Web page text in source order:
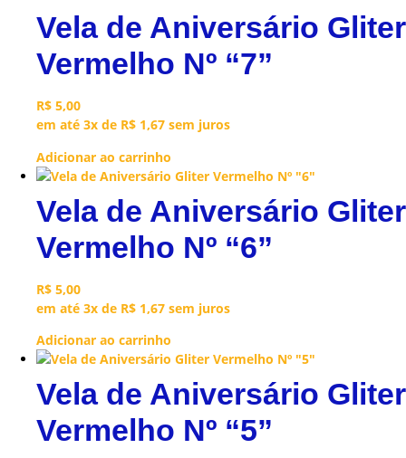
Vela de Aniversário Gliter
Vermelho Nº “7”
R$ 5,00
em até 3x de R$ 1,67 sem juros
Adicionar ao carrinho
Vela de Aniversário Gliter
Vermelho Nº “6”
R$ 5,00
em até 3x de R$ 1,67 sem juros
Adicionar ao carrinho
Vela de Aniversário Gliter
Vermelho Nº “5”